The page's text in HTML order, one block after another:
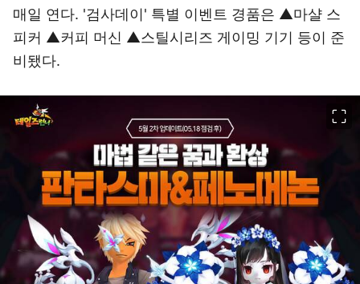
매일 연다. '검사데이' 특별 이벤트 경품은 ▲마샬 스
피커 ▲커피 머신 ▲스틸시리즈 게이밍 기기 등이 준
비됐다.